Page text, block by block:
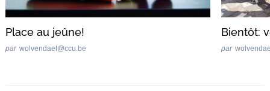
Place au jeûne!
par wolvendael@ccu.be
Bientôt:
par